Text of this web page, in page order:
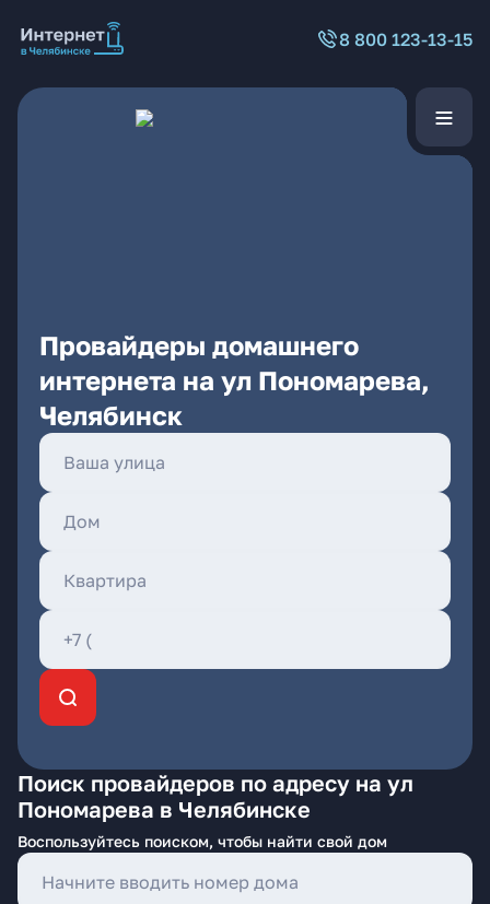
8 800 123-13-15
Провайдеры домашнего
интернета на ул Пономарева,
Челябинск
Поиск провайдеров по адресу на ул
Пономарева в Челябинске
Воспользуйтесь поиском, чтобы найти свой дом